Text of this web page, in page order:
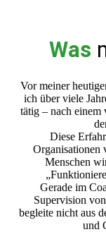
Was
Vor meiner
ich über viele
tätig – nach einem
Diese
Organisationen
Menschen
Gerade im
Supervision
begleite nicht aus
und